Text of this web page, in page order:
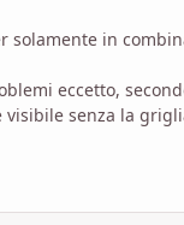
solamente in
eccetto,
senza la